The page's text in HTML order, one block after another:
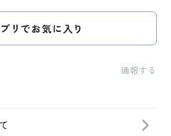
リでお気に入り
通報する